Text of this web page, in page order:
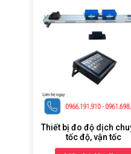
Thiết bị đo độ dịch
tốc độ, vận tốc